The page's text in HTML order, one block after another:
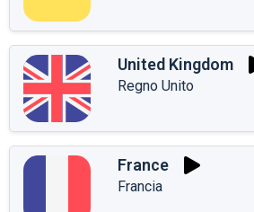
United Kingdom
Regno Unito
France
Francia